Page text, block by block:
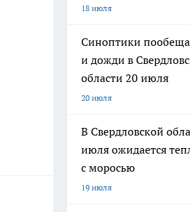
18 июля
Синоптики
и дожди в
области 20 июля
20 июля
В Свердловской
июля ожидается
с моросью
19 июля